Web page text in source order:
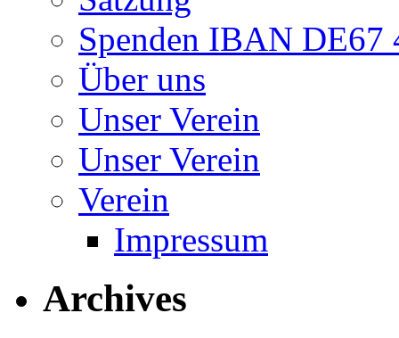
Spenden IBAN DE67
Über uns
Unser Verein
Unser Verein
Verein
Impressum
Archives